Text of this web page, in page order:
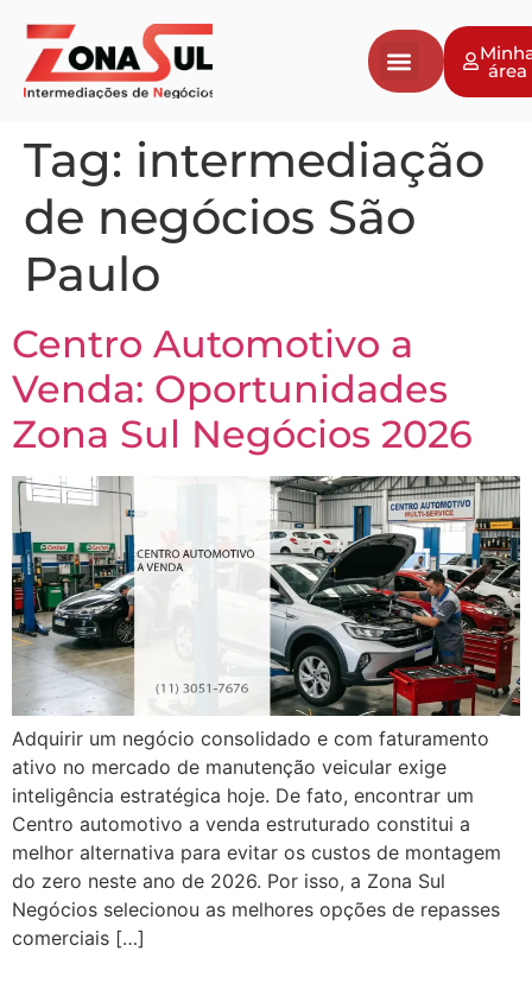
área
Tag: intermediação
de negócios São
Paulo
Centro Automotivo a
Venda: Oportunidades
Zona Sul Negócios 2026
Adquirir um negócio consolidado e com faturamento
ativo no mercado de manutenção veicular exige
inteligência estratégica hoje. De fato, encontrar um
Centro automotivo a venda estruturado constitui a
melhor alternativa para evitar os custos de montagem
do zero neste ano de 2026. Por isso, a Zona Sul
Negócios selecionou as melhores opções de repasses
comerciais […]